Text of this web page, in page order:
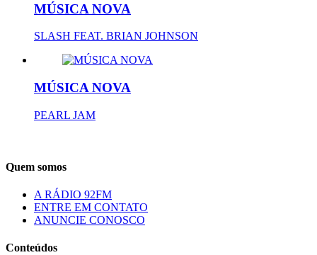
MÚSICA NOVA
SLASH FEAT. BRIAN JOHNSON
MÚSICA NOVA
PEARL JAM
Quem somos
A RÁDIO 92FM
ENTRE EM CONTATO
ANUNCIE CONOSCO
Conteúdos